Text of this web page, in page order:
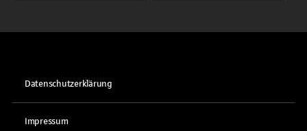
Datenschutzerklärung
Impressum